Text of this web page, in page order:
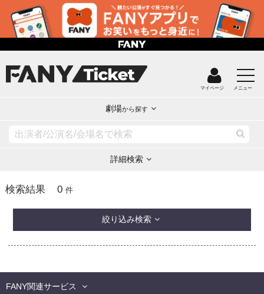
マイページ メニュー
劇場から探す
詳細検索
検索結果 0 件
絞り込み検索
FANY関連サービス